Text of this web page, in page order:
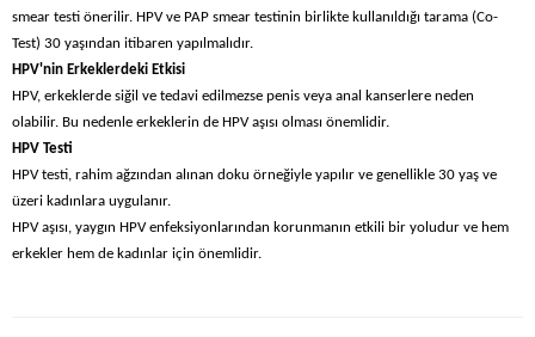
smear testi önerilir. HPV ve PAP smear testinin birlikte kullanıldığı tarama (Co-
Test) 30 yaşından itibaren yapılmalıdır.
HPV'nin Erkeklerdeki Etkisi
HPV, erkeklerde siğil ve tedavi edilmezse penis veya anal kanserlere neden
olabilir. Bu nedenle erkeklerin de HPV aşısı olması önemlidir.
HPV Testi
HPV testi, rahim ağzından alınan doku örneğiyle yapılır ve genellikle 30 yaş ve
üzeri kadınlara uygulanır.
HPV aşısı, yaygın HPV enfeksiyonlarından korunmanın etkili bir yoludur ve hem
erkekler hem de kadınlar için önemlidir.